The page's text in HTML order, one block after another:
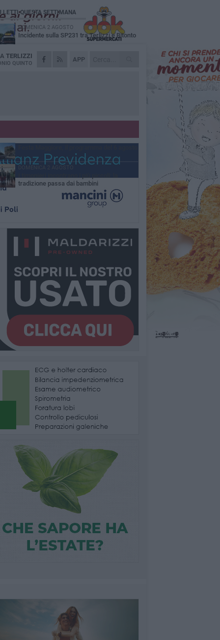
APP
TERLIZZI
QUINTO
LETTI QUESTA SETTIMANA
DOMENICA 2 AGOSTO
Incidente sulla SP231 tra Terlizzi e Bitonto
LUNEDÌ 3 AGOSTO
Gatto senza vita sul marciapiede: macabro
Mini Carro, una tradizione che guarda al
GIOVEDÌ 6 AGOSTO
DOMENICA 2 AGOSTO
tradizione passa dai bambini